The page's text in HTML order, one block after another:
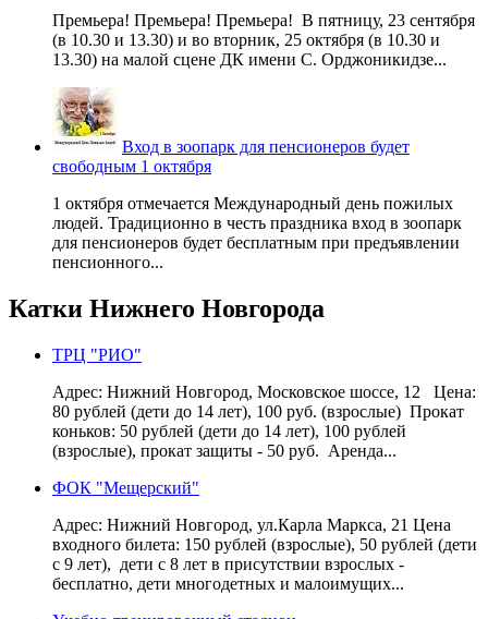
Премьера! Премьера! Премьера! В пятницу, 23 сентября
(в 10.30 и 13.30) и во вторник, 25 октября (в 10.30 и
13.30) на малой сцене ДК имени С. Орджоникидзе...
Вход в зоопарк для пенсионеров будет
свободным 1 октября
1 октября отмечается Международный день пожилых
людей. Традиционно в честь праздника вход в зоопарк
для пенсионеров будет бесплатным при предъявлении
пенсионного...
Катки Нижнего Новгорода
ТРЦ "РИО"
Адрес: Нижний Новгород, Московское шоссе, 12 Цена:
80 рублей (дети до 14 лет), 100 руб. (взрослые) Прокат
коньков: 50 рублей (дети до 14 лет), 100 рублей
(взрослые), прокат защиты - 50 руб. Аренда...
ФОК "Мещерский"
Адрес: Нижний Новгород, ул.Карла Маркса, 21 Цена
входного билета: 150 рублей (взрослые), 50 рублей (дети
с 9 лет), дети с 8 лет в присутствии взрослых -
бесплатно, дети многодетных и малоимущих...